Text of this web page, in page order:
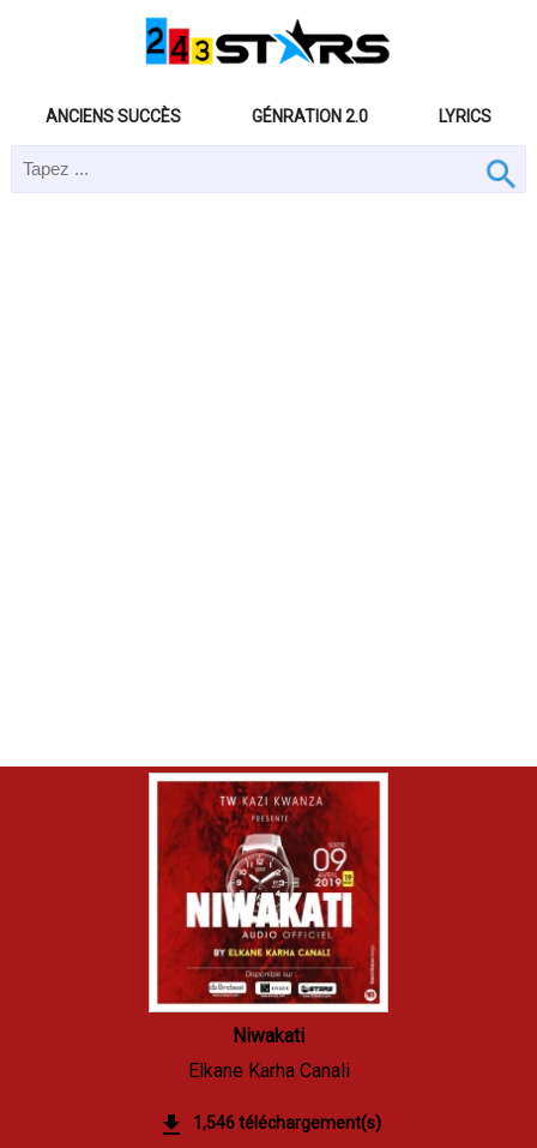
ANCIENS SUCCÈS GÉNRATION 2.0 LYRICS
Niwakati
Elkane Karha Canali
1,546 téléchargement(s)